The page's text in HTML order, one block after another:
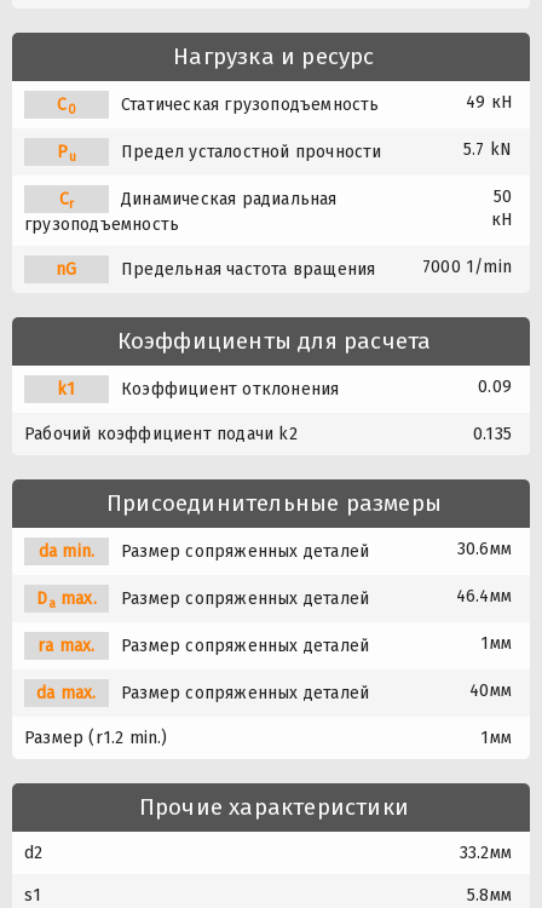
Нагрузка и ресурс
C0 Статическая грузоподъемность 49 кН
Pu Предел усталостной прочности 5.7 kN
Cr
Динамическая радиальная
грузоподъемность
50
кН
nG Предельная частота вращения 7000 1/min
Коэффициенты для расчета
k1 Коэффициент отклонения 0.09
Рабочий коэффициент подачи k2 0.135
Присоединительные размеры
da min. Размер сопряженных деталей 30.6мм
Damax. Размер сопряженных деталей 46.4мм
ra max. Размер сопряженных деталей 1мм
da max. Размер сопряженных деталей 40мм
Размер (r1.2 min.) 1мм
Прочие характеристики
d2 33.2мм
s1 5.8мм